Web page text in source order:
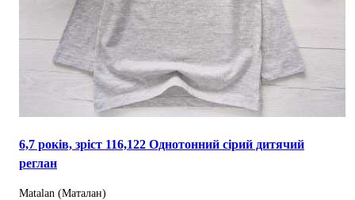
6,7 років, зріст 116,122 Однотонний сірий дитячий
реглан
Matalan (Маталан)